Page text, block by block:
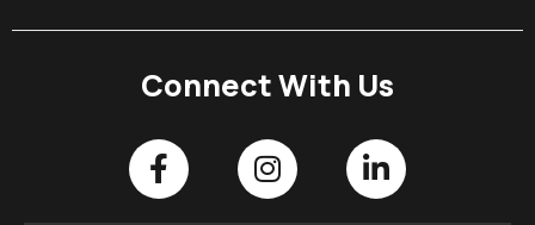
Connect With Us